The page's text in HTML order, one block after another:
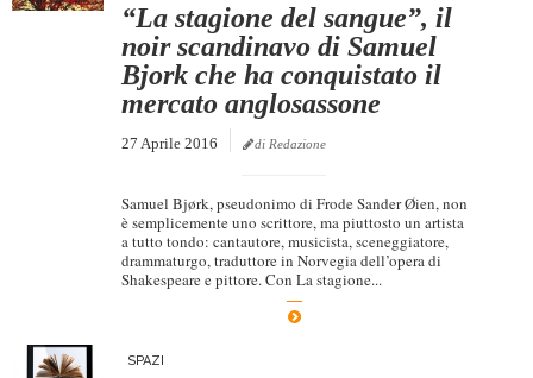
“La stagione del sangue”, il
noir scandinavo di Samuel
Bjork che ha conquistato il
mercato anglosassone
27 Aprile 2016 di Redazione
Samuel Bjørk, pseudonimo di Frode Sander Øien, non
è semplicemente uno scrittore, ma piuttosto un artista
a tutto tondo: cantautore, musicista, sceneggiatore,
drammaturgo, traduttore in Norvegia dell’opera di
Shakespeare e pittore. Con La stagione...
SPAZI